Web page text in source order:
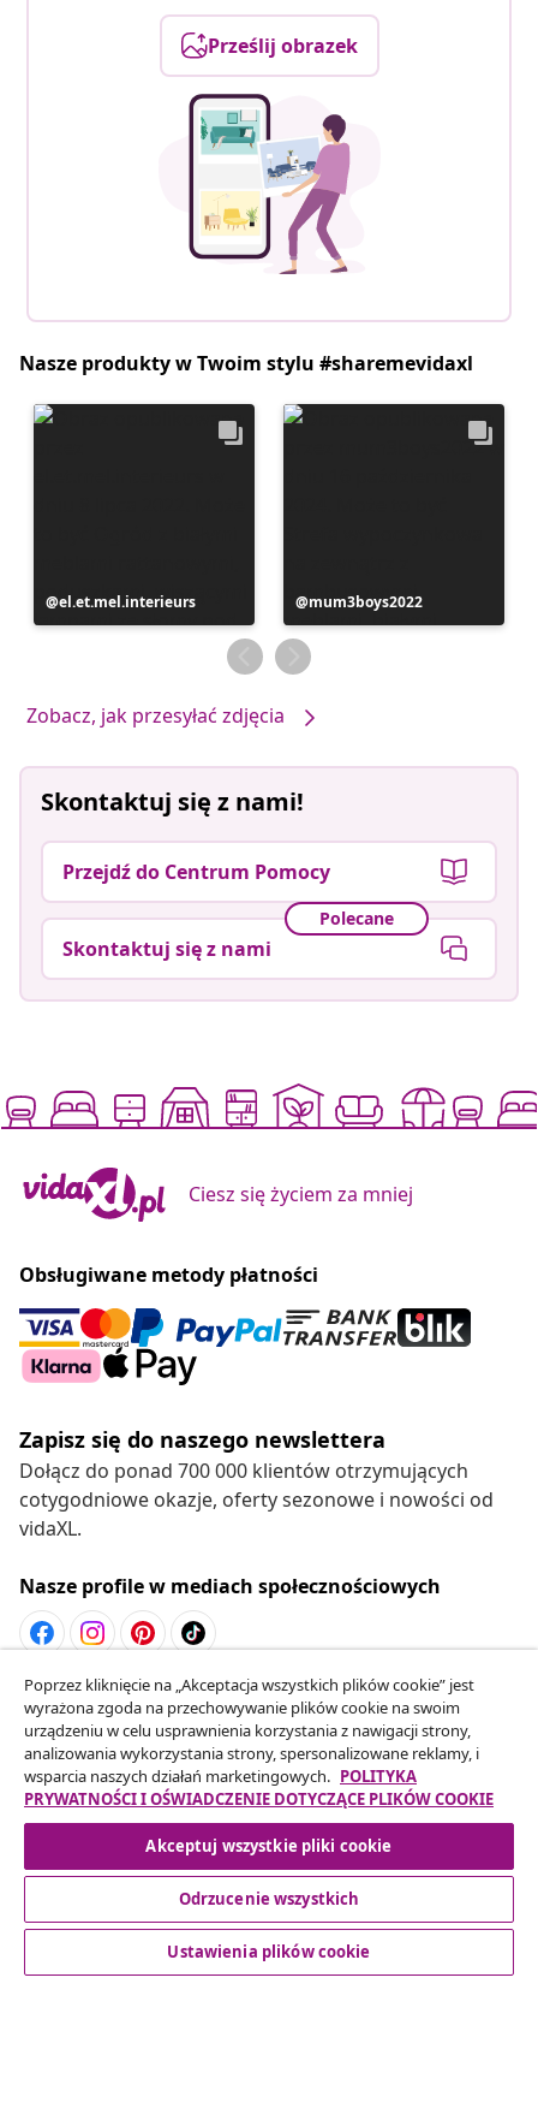
Prześlij obrazek
Nasze produkty w Twoim stylu #sharemevidaxl
Post
opublikowany
el.et.mel.interieurs
Post
opublikowany
przez
mum3boys2022
Zobacz, jak przesyłać zdjęcia
Skontaktuj się z nami!
Przejdź do Centrum Pomocy
Polecane
Skontaktuj się z nami
Ciesz się życiem za mniej
Obsługiwane metody płatności
Zapisz się do naszego newslettera
Dołącz do ponad 700 000 klientów otrzymujących
cotygodniowe okazje, oferty sezonowe i nowości od
vidaXL.
Nasze profile w mediach społecznościowych
Odstąpienie od umowy
Złóż wniosek o odstąpienie od umowy dotyczącej
Twojego zamówienia.
Odstąpienie od umowy
Obsługa Klienta
Poprzez kliknięcie na „Akceptacja wszystkich plików cookie” jest
wyrażona zgoda na przechowywanie plików cookie na swoim
urządzeniu w celu usprawnienia korzystania z nawigacji strony,
analizowania wykorzystania strony, spersonalizowane reklamy, i
wsparcia naszych działań marketingowych. POLITYKA
PRYWATNOŚCI I OŚWIADCZENIE DOTYCZĄCE PLIKÓW COOKIE
Akceptuj wszystkie pliki cookie
Odrzucenie wszystkich
Ustawienia plików cookie